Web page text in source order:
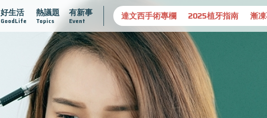
好生活
GoodLife
熱議題
Topics
有新事
Event
守護骨骼健康 達文西手術專欄 2025植牙指南 漸凍不孤單 愛不沾黏